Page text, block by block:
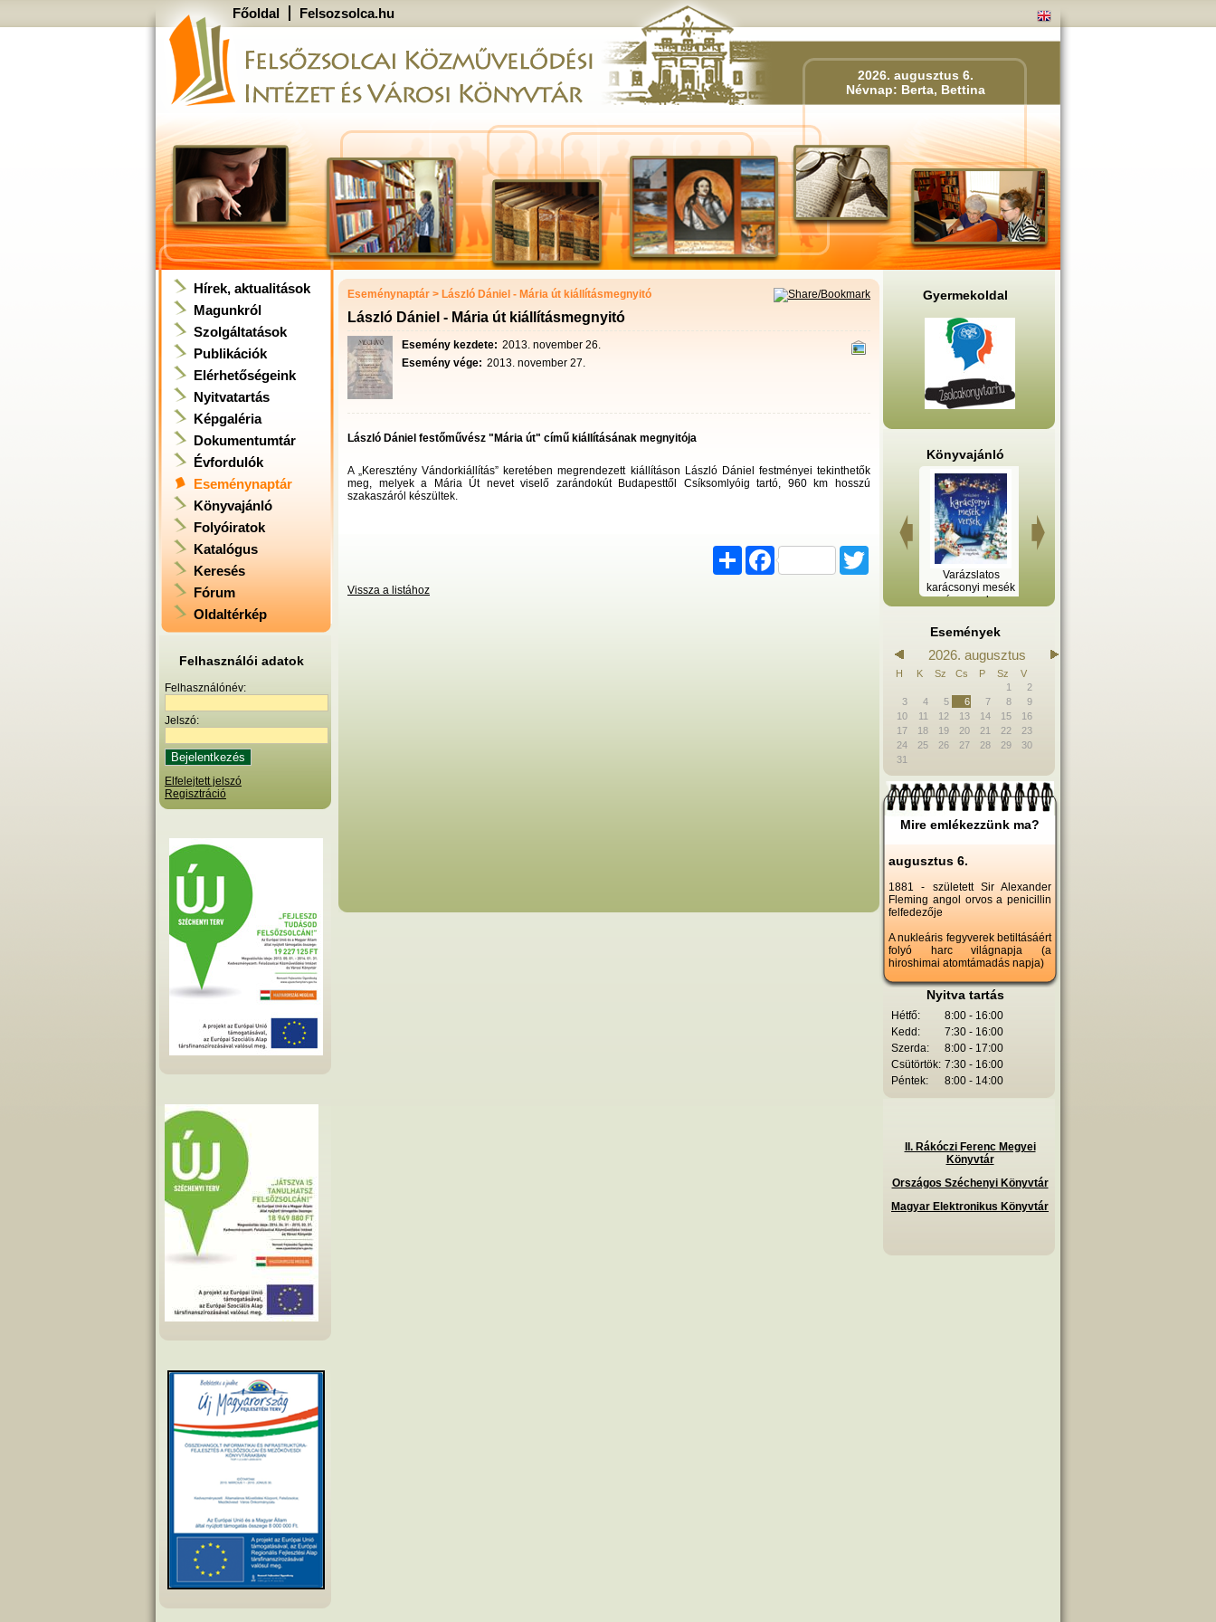
Főoldal Felsozsolca.hu
2026. augusztus 6.
Névnap: Berta, Bettina
Hírek, aktualitások
Magunkról
Szolgáltatások
Publikációk
Elérhetőségeink
Nyitvatartás
Képgaléria
Dokumentumtár
Évfordulók
Eseménynaptár
Könyvajánló
Folyóiratok
Katalógus
Keresés
Fórum
Oldaltérkép
Felhasználói adatok
Felhasználónév:
Jelszó:
Elfelejtett jelszó
Regisztráció
Eseménynaptár > László Dániel - Mária út kiállításmegnyitó
László Dániel - Mária út kiállításmegnyitó
Esemény kezdete: 2013. november 26.
Esemény vége: 2013. november 27.
László Dániel festőművész "Mária út" című kiállításának megnyitója
A „Keresztény Vándorkiállítás” keretében megrendezett kiállításon László Dániel festményei tekinthetők
meg, melyek a Mária Út nevet viselő zarándokút Budapesttől Csíksomlyóig tartó, 960 km hosszú
szakaszáról készültek.
Share
Vissza a listához
Gyermekoldal
Könyvajánló
Leopárd
A tűzoszlop -
Varázslatos
karácsonyi mesék
és versek -
nagyoknak
gyermekkori
módszerével
Események
2026. augusztus
H K Sz Cs P Sz
V
1
2
3
4 5 6 7 8
9
10
11 12 13 14 15
16
17
18 19 20 21 22
23
24
25 26 27 28 29
30
31
Mire emlékezzünk ma?
augusztus 6.
1881 - született Sir Alexander
Fleming angol orvos a penicillin
felfedezője
A nukleáris fegyverek betiltásáért
folyó harc világnapja (a
hiroshimai atomtámadás napja)
Nyitva tartás
Hétfő:
8:00 - 16:00
Kedd:
7:30 - 16:00
Szerda:
8:00 - 17:00
Csütörtök: 7:30 - 16:00
Péntek:
8:00 - 14:00
II. Rákóczi Ferenc Megyei
Könyvtár
Országos Széchenyi Könyvtár
Magyar Elektronikus Könyvtár